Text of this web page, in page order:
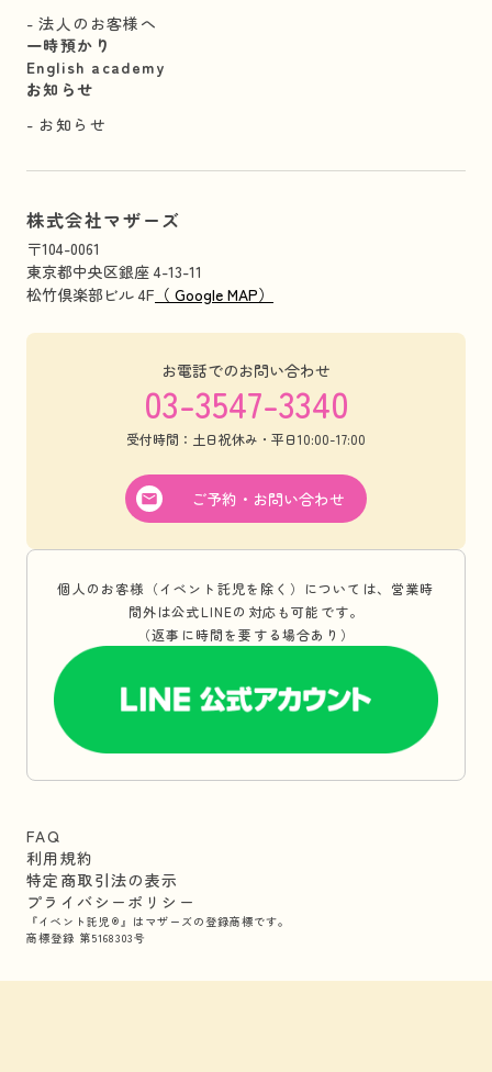
法人のお客様へ
一時預かり
English academy
お知らせ
お知らせ
株式会社マザーズ
〒104-0061
東京都中央区銀座 4-13-11
松竹倶楽部ビル 4F （ Google MAP）
お電話でのお問い合わせ
03-3547-3340
受付時間：土日祝休み・平日10:00-17:00
ご予約・お問い合わせ
個人のお客様（イベント託児を除く）については、営業時
間外は公式LINEの対応も可能です。
（返事に時間を要する場合あり）
FAQ
利用規約
特定商取引法の表示
プライバシーポリシー
『イベント託児®』はマザーズの登録商標です。
商標登録 第5168303号